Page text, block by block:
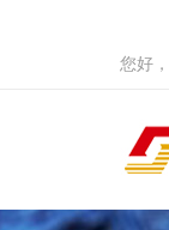
您好